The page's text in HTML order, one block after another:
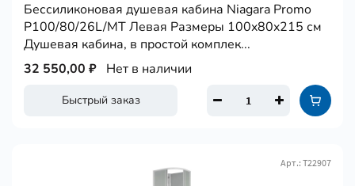
Бессиликоновая душевая кабина Niagara Promo
P100/80/26L/MT Левая Размеры 100x80x215 см
Душевая кабина, в простой комплек...
Быстрый заказ
32 550,00 ₽ Нет в наличии
Арт.: Т22907